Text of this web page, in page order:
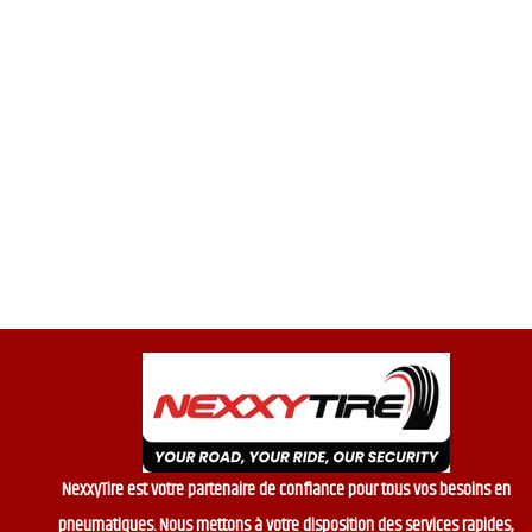
NexxyTire est votre partenaire de confiance pour tous vos besoins en
pneumatiques. Nous mettons à votre disposition des services rapides,